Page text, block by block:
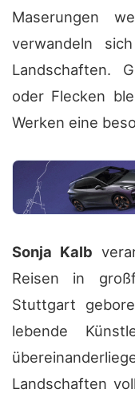
Maserungen
verwandeln
Landschaften.
oder Flecken
Werken eine
Sonja Kalb
Reisen in
Stuttgart
lebende
Landschaften